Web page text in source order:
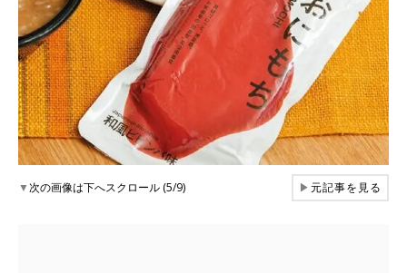
▼次の画像は下へスクロール (5/9) ▶元記事を見る